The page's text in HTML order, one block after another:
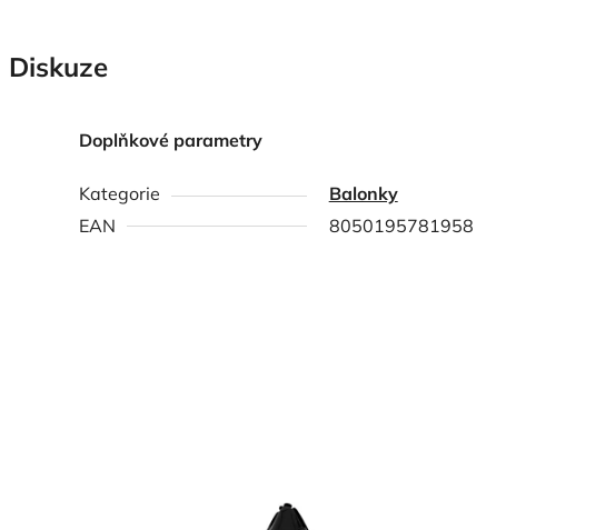
Diskuze
Doplňkové parametry
Kategorie
Balonky
EAN
8050195781958